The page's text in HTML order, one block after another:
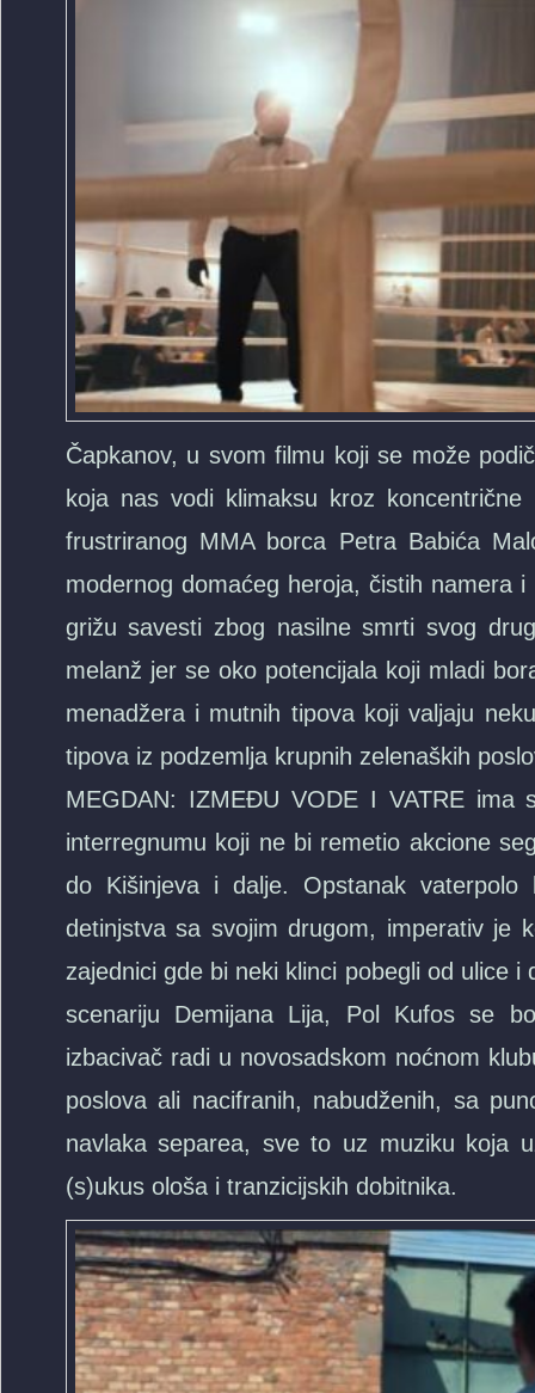
Čapkanov, u svom filmu koji se može
koja nas vodi klimaksu kroz
frustriranog MMA borca Petra Babića
modernog domaćeg heroja, čistih namera
grižu savesti zbog nasilne smrti svog
melanž jer se oko potencijala koji mladi
menadžera i mutnih tipova koji valjaju
tipova iz podzemlja krupnih zelenaških
MEGDAN: IZMEĐU VODE I VATRE ima
interregnumu koji ne bi remetio akcione
do Kišinjeva i dalje. Opstanak
detinjstva sa svojim drugom, imperativ je
zajednici gde bi neki klinci pobegli od ulice
scenariju Demijana Lija, Pol Kufos se
izbacivač radi u novosadskom noćnom
poslova ali nacifranih, nabudženih, sa
navlaka separea, sve to uz muziku koja
(s)ukus ološa i tranzicijskih dobitnika.